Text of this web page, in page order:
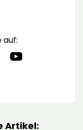
auf:
Artikel: